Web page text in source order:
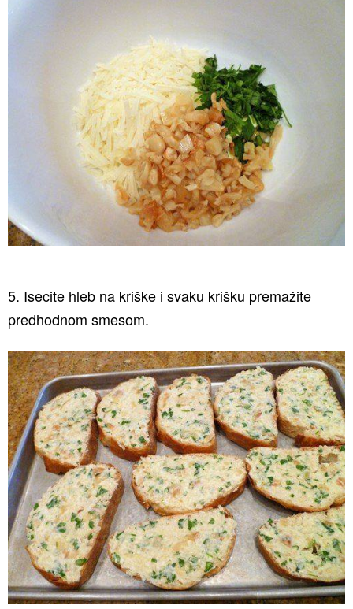
5. Isecite hleb na kriške i svaku krišku premažite
predhodnom smesom.